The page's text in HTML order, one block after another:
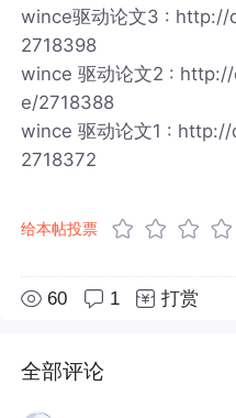
wince驱动论文3 :
2718398
wince 驱动论文2 :
e/2718388
wince 驱动论文1 :
2718372
给本帖投票
60 1 打赏
全部评论